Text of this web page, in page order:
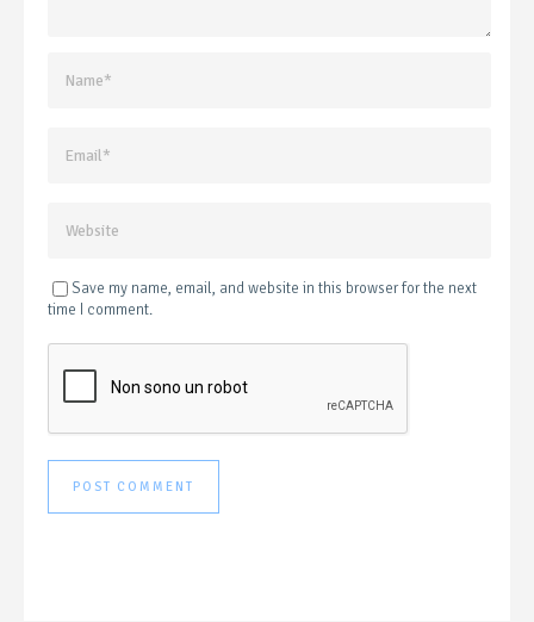
Save my name, email, and website in this browser for the next
time I comment.